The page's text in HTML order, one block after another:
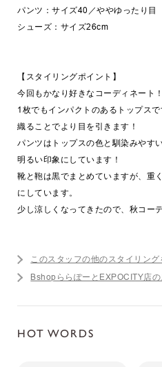
パンツ：サイズ40／ややゆったり目
シューズ：サイズ26cm
【スタイリングポイント】
今回もかなり好きなコーディネート
1枚でもインパクトのあるトップス
織ることでより目を引きます！
パンツはトップスの色と馴染みやす
明るい印象にしています！
靴と鞄は黒でまとめていますが、重
にしています。
少し涼しくなってきたので、秋コー
このスタッフの他のスタイリング
BshopららぽーとEXPOCITY店
HOT WORDS